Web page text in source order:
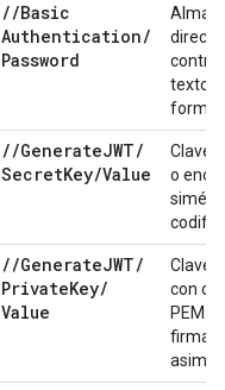
//Basic
Authentication/
Password
texto
//GenerateJWT/
SecretKey/Value
Clave
o
//GenerateJWT/
PrivateKey/
Value
Clave
con
PEM
firma